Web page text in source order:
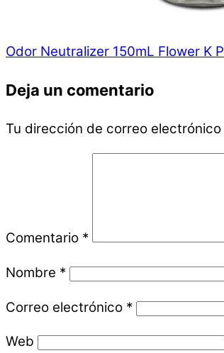
Odor Neutralizer 150mL Flower K
Deja un comentario
Tu dirección de correo
Comentario *
Nombre *
Correo electrónico *
Web